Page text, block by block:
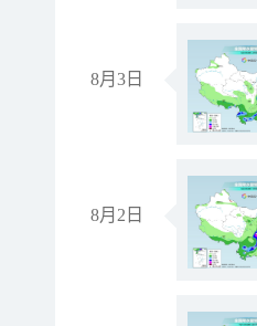
8月3日
8月2日